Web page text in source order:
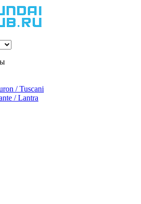
/ Tuscani
/ Lantra